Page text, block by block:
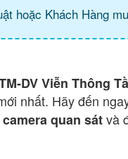
hoặc Khách Hàng
DV Viễn Thông
nhất. Hãy đến
camera quan sátvà